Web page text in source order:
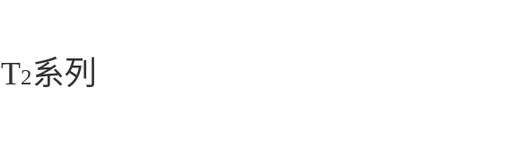
T2系列